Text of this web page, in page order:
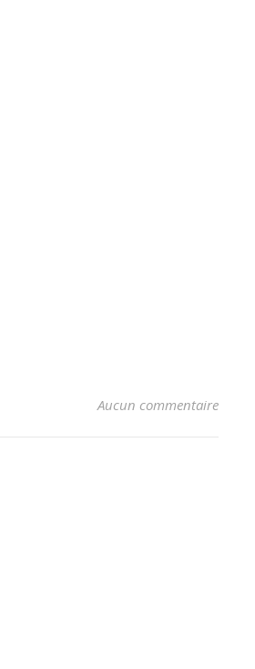
Aucun commentaire